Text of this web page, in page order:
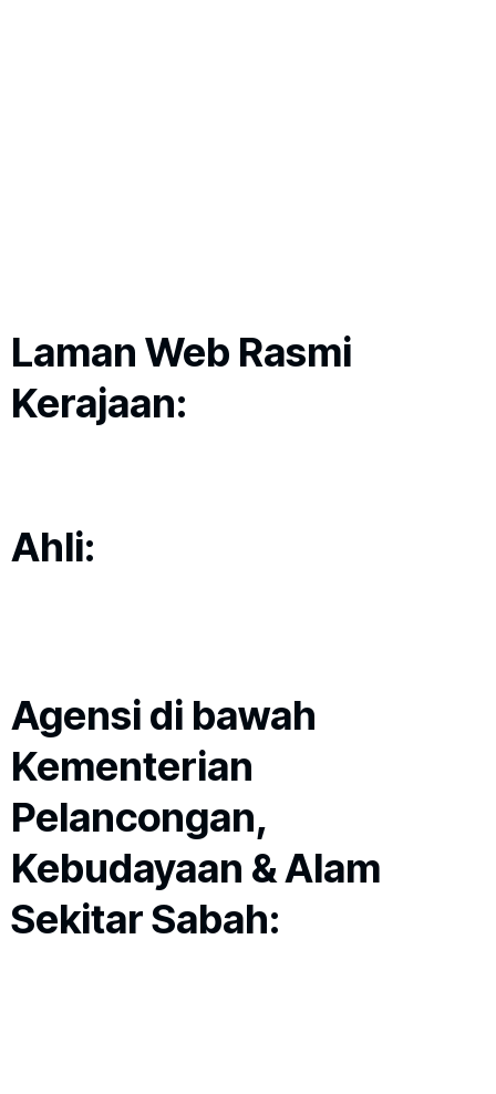
Laman Web Rasmi
Kerajaan:
Ahli:
Agensi di bawah
Kementerian
Pelancongan,
Kebudayaan & Alam
Sekitar Sabah: